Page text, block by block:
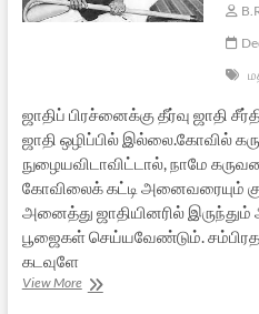
ஜாதிப் பிரச்னைக்கு தீர்வு ஜாதி
ஜாதி ஒழிப்பில் இல்லை.கோவில்
நுழையவிடாவிட்டால், நாமே
கோவிலைக் கட்டி அனைவரையும்
அனைத்து ஜாதியினரில் இருந்தும்
பூஜைகள் செய்யவேண்டும்.
கடவுளே
View Moreபெரியார்